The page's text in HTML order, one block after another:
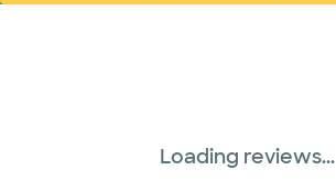
Loading reviews...